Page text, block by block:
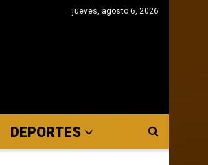
jueves, agosto 6, 2026
DEPORTES